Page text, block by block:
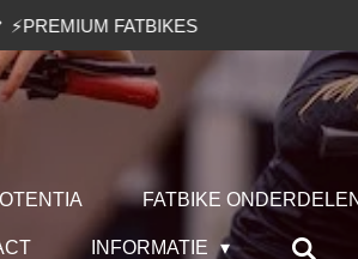
⚡️PREMIUM FATBIKES
FATBIKE
INFORMATIE